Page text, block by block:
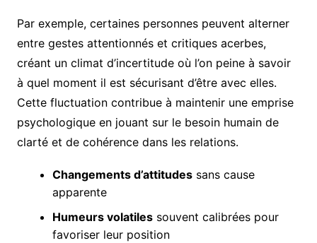
Par exemple, certaines personnes peuvent alterner
entre gestes attentionnés et critiques acerbes,
créant un climat d’incertitude où l’on peine à savoir
à quel moment il est sécurisant d’être avec elles.
Cette fluctuation contribue à maintenir une emprise
psychologique en jouant sur le besoin humain de
clarté et de cohérence dans les relations.
Changements d’attitudessans cause
apparente
Humeurs volatilessouvent calibrées pour
favoriser leur position